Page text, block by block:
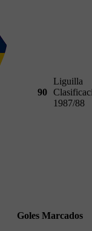
90
Liguilla
1987/88
Goles Marcados